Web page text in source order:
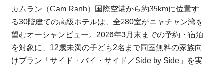
カムラン（Cam Ranh）国際空港から約35kmに位置す
る30階建ての高級ホテルは、全280室がニャチャン湾を
望むオーシャンビュー。2026年3月末までの予約・宿泊
を対象に、12歳未満の子ども2名まで同室無料の家族向
けプラン「サイド・バイ・サイド／Side by Side」を実